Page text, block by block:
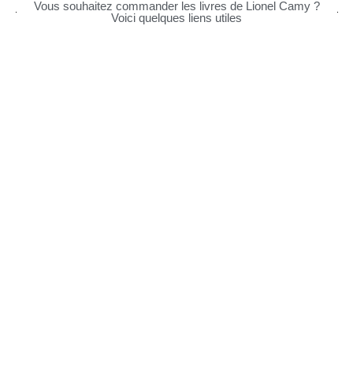
Vous souhaitez commander les livres de Lionel Camy ?
Voici quelques liens utiles